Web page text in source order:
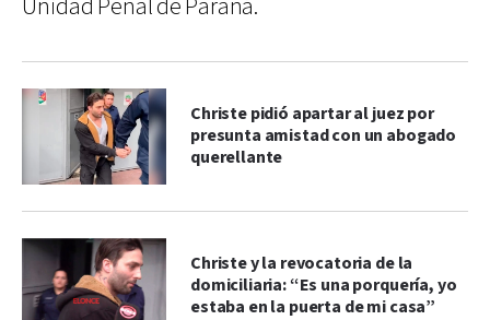
Unidad Penal de Paraná.
Christe pidió apartar al juez por
presunta amistad con un abogado
querellante
Christe y la revocatoria de la
domiciliaria: “Es una porquería, yo
estaba en la puerta de mi casa”